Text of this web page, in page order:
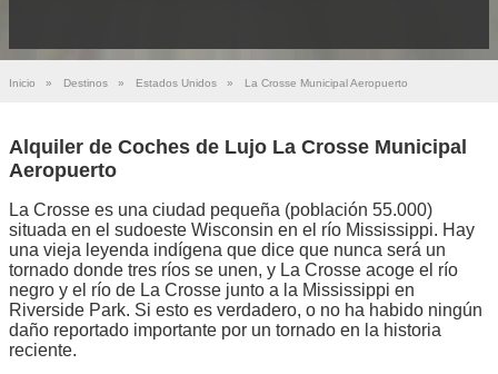
Inicio » Destinos » Estados Unidos » La Crosse Municipal Aeropuerto
Alquiler de Coches de Lujo La Crosse Municipal
Aeropuerto
La Crosse es una ciudad pequeña (población 55.000)
situada en el sudoeste Wisconsin en el río Mississippi. Hay
una vieja leyenda indígena que dice que nunca será un
tornado donde tres ríos se unen, y La Crosse acoge el río
negro y el río de La Crosse junto a la Mississippi en
Riverside Park. Si esto es verdadero, o no ha habido ningún
daño reportado importante por un tornado en la historia
reciente.